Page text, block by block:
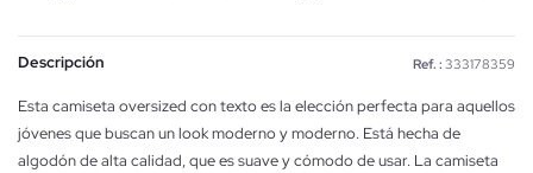
Descripción Ref. : 333178359
Esta camiseta oversized con texto es la elección perfecta para aquellos
jóvenes que buscan un look moderno y moderno. Está hecha de
algodón de alta calidad, que es suave y cómodo de usar. La camiseta